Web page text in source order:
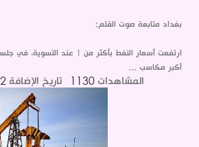
بغداد متابعة صوت القلم:
ارتفعت أسعار النفط بأكثر من 1
أكبر مكاسب ...
المشاهدات 1130 تاريخ الإضافة 2026/08/02